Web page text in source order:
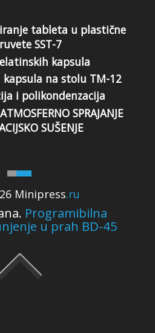
Minipress.ru
Programibilna
u prah BD-45
tableta u plastične
SST-7
kapsula
na stolu TM-12
i polikondenzacija
SPRAJANJE
SUŠENJE